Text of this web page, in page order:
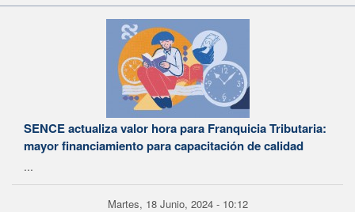
SENCE actualiza valor hora para Franquicia Tributaria:
mayor financiamiento para capacitación de calidad
...
Martes, 18 Junio, 2024 - 10:12